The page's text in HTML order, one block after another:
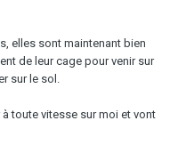
elles sont maintenant bien
de leur cage pour venir sur
sur le sol.
toute vitesse sur moi et vont